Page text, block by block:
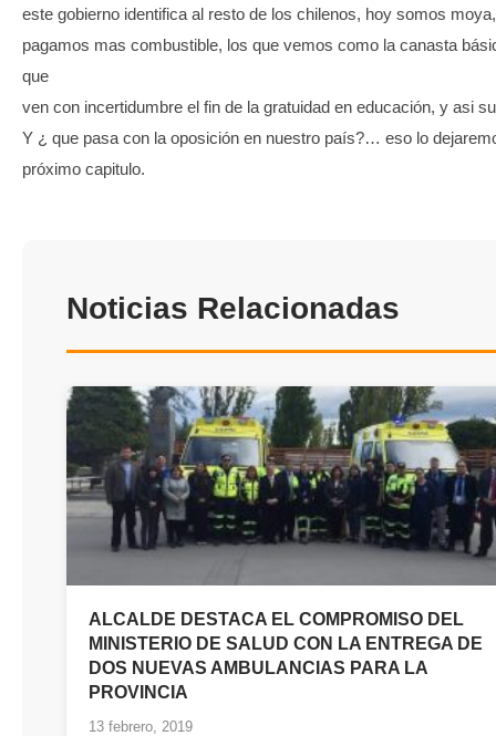
este gobierno identifica al resto de los chilenos, hoy somos
pagamos mas combustible, los que vemos como la canasta
que
ven con incertidumbre el fin de la gratuidad en educación, y asi
Y ¿ que pasa con la oposición en nuestro país?… eso lo
próximo capitulo.
Noticias Relacionadas
ALCALDE DESTACA EL COMPROMISO DEL
MINISTERIO DE SALUD CON LA ENTREGA DE
DOS NUEVAS AMBULANCIAS PARA LA
PROVINCIA
13 febrero, 2019